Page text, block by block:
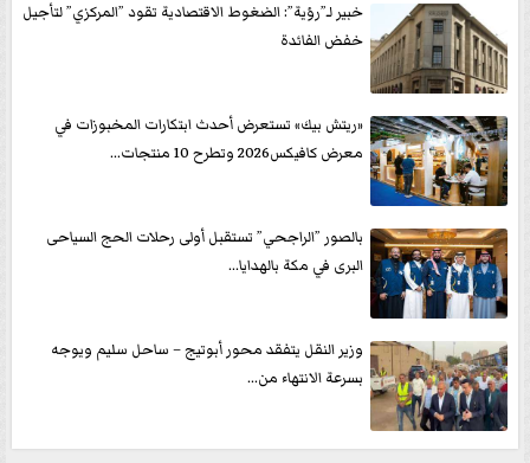
خبير لـ”رؤية”: الضغوط الاقتصادية تقود ”المركزي” لتأجيل
خفض الفائدة
«ريتش بيك» تستعرض أحدث ابتكارات المخبوزات في
معرض كافيكس2026 وتطرح 10 منتجات...
بالصور ”الراجحي” تستقبل أولى رحلات الحج السياحى
البرى في مكة بالهدايا...
وزير النقل يتفقد محور أبوتيج – ساحل سليم ويوجه
بسرعة الانتهاء من...